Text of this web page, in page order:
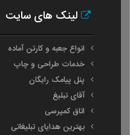
لینک های سایت
انواع جعبه و کارتن آماده
خدمات طراحی و چاپ
پنل پیامک رایگان
آقای تبلیغ
اتاق کمپرسی
بهترین هدایای تبلیغاتی